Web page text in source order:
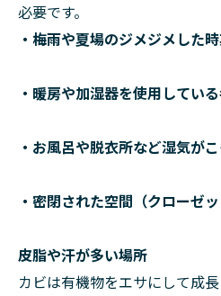
必要です。
・梅雨や夏場のジメジメした
・暖房や加湿器を使用してい
・お風呂や脱衣所など湿気が
・密閉された空間（クローゼッ
皮脂や汗が多い場所
カビは有機物をエサにして成